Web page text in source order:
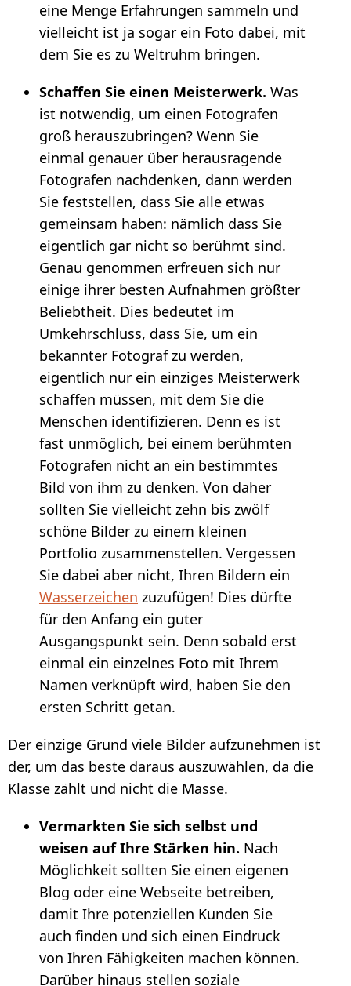
eine Menge Erfahrungen sammeln und
vielleicht ist ja sogar ein Foto dabei, mit
dem Sie es zu Weltruhm bringen.
Schaffen Sie einen Meisterwerk. Was
ist notwendig, um einen Fotografen
groß herauszubringen? Wenn Sie
einmal genauer über herausragende
Fotografen nachdenken, dann werden
Sie feststellen, dass Sie alle etwas
gemeinsam haben: nämlich dass Sie
eigentlich gar nicht so berühmt sind.
Genau genommen erfreuen sich nur
einige ihrer besten Aufnahmen größter
Beliebtheit. Dies bedeutet im
Umkehrschluss, dass Sie, um ein
bekannter Fotograf zu werden,
eigentlich nur ein einziges Meisterwerk
schaffen müssen, mit dem Sie die
Menschen identifizieren. Denn es ist
fast unmöglich, bei einem berühmten
Fotografen nicht an ein bestimmtes
Bild von ihm zu denken. Von daher
sollten Sie vielleicht zehn bis zwölf
schöne Bilder zu einem kleinen
Portfolio zusammenstellen. Vergessen
Sie dabei aber nicht, Ihren Bildern ein
Wasserzeichen zuzufügen! Dies dürfte
für den Anfang ein guter
Ausgangspunkt sein. Denn sobald erst
einmal ein einzelnes Foto mit Ihrem
Namen verknüpft wird, haben Sie den
ersten Schritt getan.
Der einzige Grund viele Bilder aufzunehmen ist
der, um das beste daraus auszuwählen, da die
Klasse zählt und nicht die Masse.
Vermarkten Sie sich selbst und
weisen auf Ihre Stärken hin. Nach
Möglichkeit sollten Sie einen eigenen
Blog oder eine Webseite betreiben,
damit Ihre potenziellen Kunden Sie
auch finden und sich einen Eindruck
von Ihren Fähigkeiten machen können.
Darüber hinaus stellen soziale